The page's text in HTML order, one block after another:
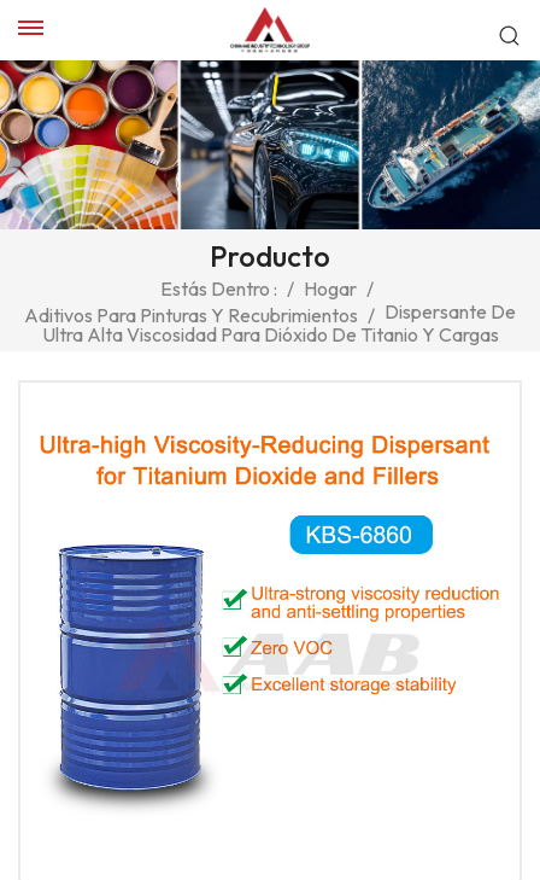
Producto
Estás Dentro : / Hogar /
Aditivos Para Pinturas Y Recubrimientos / Dispersante De
Ultra Alta Viscosidad Para Dióxido De Titanio Y Cargas